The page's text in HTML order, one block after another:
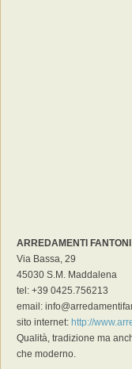
ARREDAMENTI
Via Bassa, 29
45030 S.M. Maddalena
tel: +39 0425.756213
email:
sito internet: http://
Qualità, tradizione ma
che moderno.